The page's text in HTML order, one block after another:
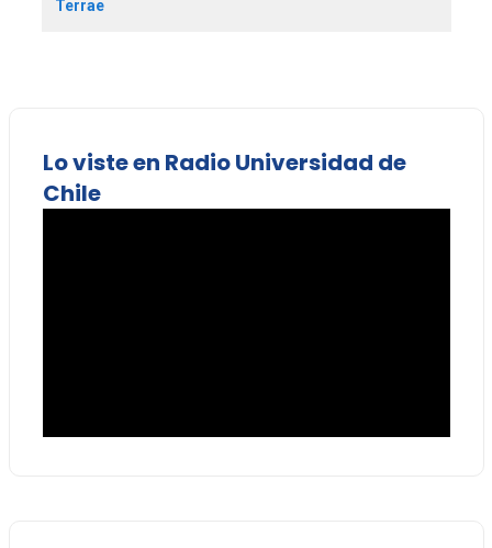
Terrae
Lo viste en Radio Universidad de
Chile